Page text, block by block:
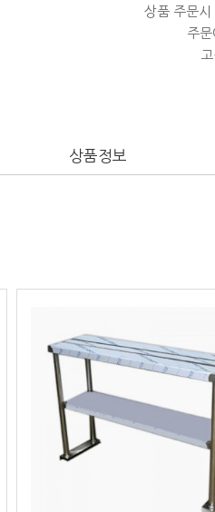
상품 주문시
주문
고
상품정보